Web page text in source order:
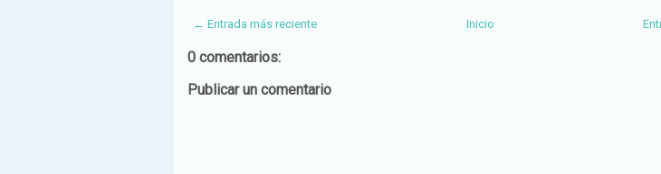
← Entrada más reciente Inicio
0 comentarios:
Publicar un comentario